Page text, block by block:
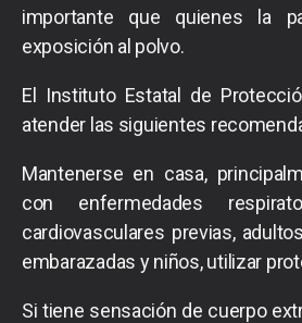
importante que quienes la
exposición al polvo.
El Instituto Estatal de
atender las siguientes
Mantenerse en casa,
con enfermedades
cardiovasculares previas,
embarazadas y niños, utilizar
Si tiene sensación de cuerpo